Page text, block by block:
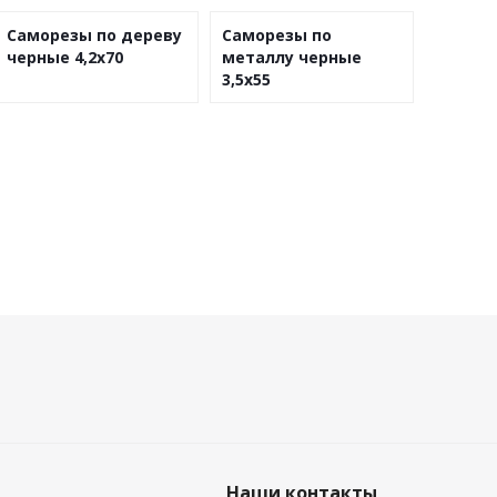
Саморезы по дереву
черные 4,2х70
Саморезы по
металлу черные
3,5х55